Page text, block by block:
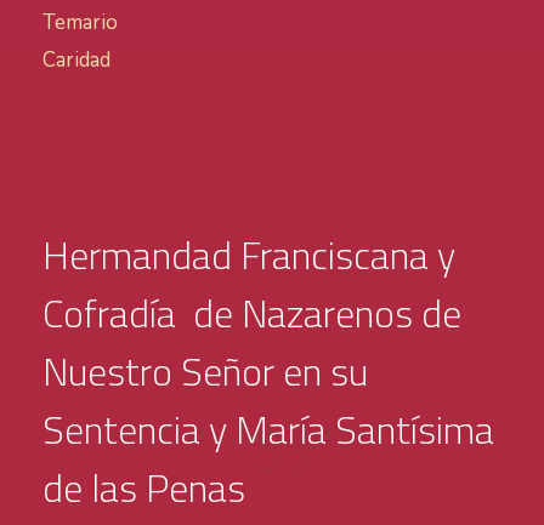
Temario
Caridad
Hermandad Franciscana y
Cofradía de Nazarenos de
Nuestro Señor en su
Sentencia y María Santísima
de las Penas